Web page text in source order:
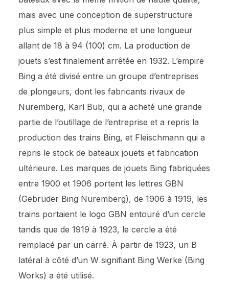
mais avec une conception de superstructure
plus simple et plus moderne et une longueur
allant de 18 à 94 (100) cm. La production de
jouets s’est finalement arrêtée en 1932. L’empire
Bing a été divisé entre un groupe d’entreprises
de plongeurs, dont les fabricants rivaux de
Nuremberg, Karl Bub, qui a acheté une grande
partie de l’outillage de l’entreprise et a repris la
production des trains Bing, et Fleischmann qui a
repris le stock de bateaux jouets et fabrication
ultérieure. Les marques de jouets Bing fabriquées
entre 1900 et 1906 portent les lettres GBN
(Gebrüder Bing Nuremberg), de 1906 à 1919, les
trains portaient le logo GBN entouré d’un cercle
tandis que de 1919 à 1923, le cercle a été
remplacé par un carré. À partir de 1923, un B
latéral à côté d’un W signifiant Bing Werke (Bing
Works) a été utilisé.